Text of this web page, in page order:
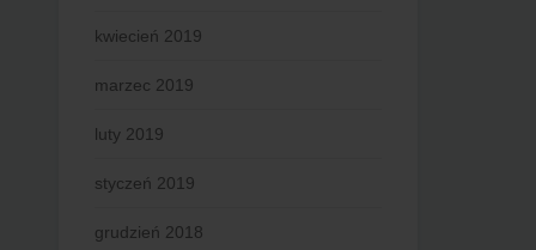
kwiecień 2019
marzec 2019
luty 2019
styczeń 2019
grudzień 2018